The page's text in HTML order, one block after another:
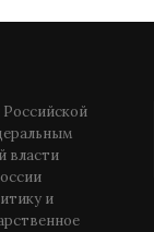
власти
и